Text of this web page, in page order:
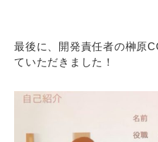
最後に、開発責任者の榊原
ていただきました！